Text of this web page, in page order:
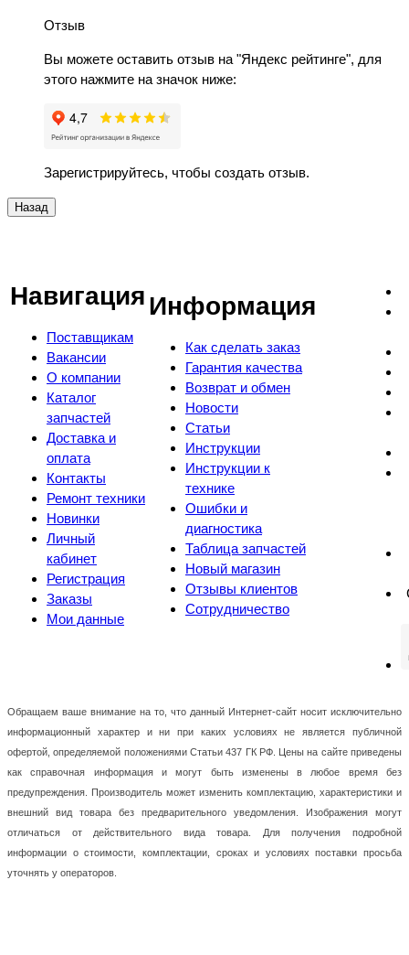
Отзыв
Вы можете оставить отзыв на "Яндекс рейтинге", для
этого нажмите на значок ниже:
Зарегистрируйтесь, чтобы создать отзыв.
Навигация
Поставщикам
Вакансии
О компании
Каталог
запчастей
Доставка и
оплата
Контакты
Ремонт техники
Новинки
Личный
кабинет
Регистрация
Заказы
Мои данные
Информация
Как сделать заказ
Гарантия качества
Возврат и обмен
Новости
Статьи
Инструкции
Инструкции к
технике
Ошибки и
диагностика
Таблица запчастей
Новый магазин
Отзывы клиентов
Сотрудничество
Обращаем ваше внимание на то, что данный Интернет-сайт носит исключительно
информационный характер и ни при каких условиях не является публичной
офертой, определяемой положениями Статьи 437 ГК РФ. Цены на сайте приведены
как справочная информация и могут быть изменены в любое время без
предупреждения. Производитель может изменить комплектацию, характеристики и
внешний вид товара без предварительного уведомления. Изображения могут
отличаться от действительного вида товара. Для получения подробной
информации о стоимости, комплектации, сроках и условиях поставки просьба
уточнять у операторов.